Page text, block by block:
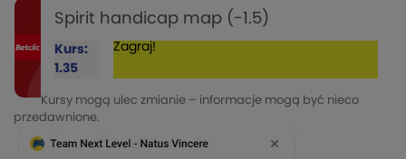
Spirit handicap map (-1.5)
Kurs:
1.35
Zagraj!
Kursy mogą ulec zmianie – informacje mogą być nieco
przedawnione.